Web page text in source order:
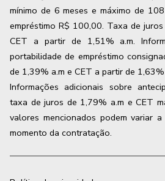
mínimo de 6 meses e máximo de 108
empréstimo R$ 100,00. Taxa de
CET a partir de 1,51% a.m.
portabilidade de empréstimo
de 1,39% a.m e CET a partir de 1,63
Informações adicionais sobre
taxa de juros de 1,79% a.m e CET
valores mencionados podem variar
momento da contratação.